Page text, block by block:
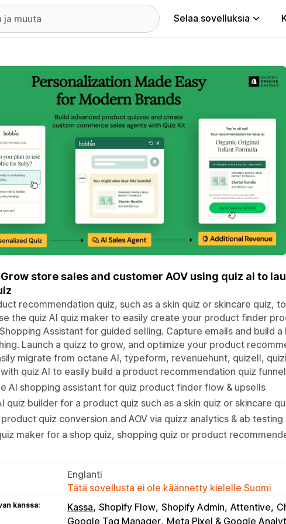
Selaa sovelluksia
Grow store sales and customer AOV using quiz ai to
recommendation quiz, such as a skin quiz or skincare quiz,
the quiz AI quiz maker to easily create your product finder
Assistant for guided selling. Capture emails and build
Launch a quizz to grow, and optimize your product
migrate from octane AI, typeform, revenuehunt, quizell,
quiz AI to easily build a product recommendation quiz funnel
AI shopping assistant for quiz product finder flow & upsells
quiz builder for a product quiz such as a skin quiz or skincare
quiz conversion and AOV via quizz analytics & ab testing
maker for a shop quiz, shopping quiz or product
Englanti
Tätä sovellusta ei ole käännetty kielelle Suomi
kanssa: Kassa Shopify Flow Shopify Admin Attentive
Google Tag Manager Meta Pixel & Google